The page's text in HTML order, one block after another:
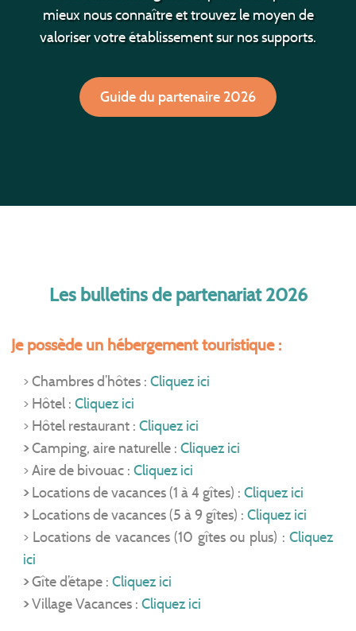
mieux nous connaître et trouvez le moyen de
valoriser votre établissement sur nos supports.
Guide du partenaire 2026
Les bulletins de partenariat 2026
Je possède un hébergement touristique :
> Chambres d’hôtes : Cliquez ici
> Hôtel : Cliquez ici
> Hôtel restaurant : Cliquez ici
>Camping, aire naturelle : Cliquez ici
> Aire de bivouac : Cliquez ici
>Locations de vacances (1 à 4 gîtes) : Cliquez ici
>Locations de vacances (5 à 9 gîtes) : Cliquez ici
> Locations de vacances (10 gîtes ou plus) :Cliquez
ici
>Gîte d’étape : Cliquez ici
>Village Vacances : Cliquez ici